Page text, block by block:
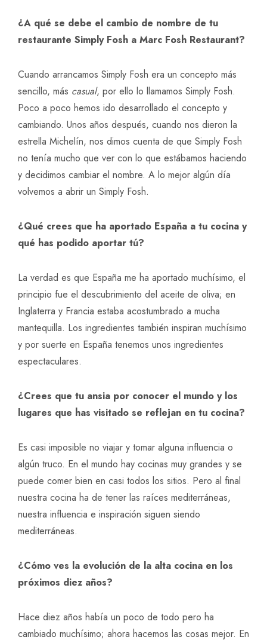
¿A qué se debe el cambio de nombre de tu
restaurante Simply Fosh a Marc Fosh Restaurant?
Cuando arrancamos Simply Fosh era un concepto más
sencillo, más casual, por ello lo llamamos Simply Fosh.
Poco a poco hemos ido desarrollado el concepto y
cambiando. Unos años después, cuando nos dieron la
estrella Michelín, nos dimos cuenta de que Simply Fosh
no tenía mucho que ver con lo que estábamos haciendo
y decidimos cambiar el nombre. A lo mejor algún día
volvemos a abrir un Simply Fosh.
¿Qué crees que ha aportado España a tu cocina y
qué has podido aportar tú?
La verdad es que España me ha aportado muchísimo, el
principio fue el descubrimiento del aceite de oliva; en
Inglaterra y Francia estaba acostumbrado a mucha
mantequilla. Los ingredientes también inspiran muchísimo
y por suerte en España tenemos unos ingredientes
espectaculares.
¿Crees que tu ansia por conocer el mundo y los
lugares que has visitado se reflejan en tu cocina?
Es casi imposible no viajar y tomar alguna influencia o
algún truco. En el mundo hay cocinas muy grandes y se
puede comer bien en casi todos los sitios. Pero al final
nuestra cocina ha de tener las raíces mediterráneas,
nuestra influencia e inspiración siguen siendo
mediterráneas.
¿Cómo ves la evolución de la alta cocina en los
próximos diez años?
Hace diez años había un poco de todo pero ha
cambiado muchísimo; ahora hacemos las cosas mejor. En